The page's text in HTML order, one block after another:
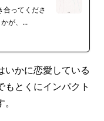
合ってくださ
が、...
いかに恋愛している
とくにインパクト